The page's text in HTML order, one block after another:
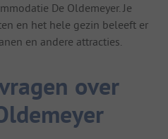
De Oldemeyer. Je
en het hele gezin beleeft er
en andere attracties.
over